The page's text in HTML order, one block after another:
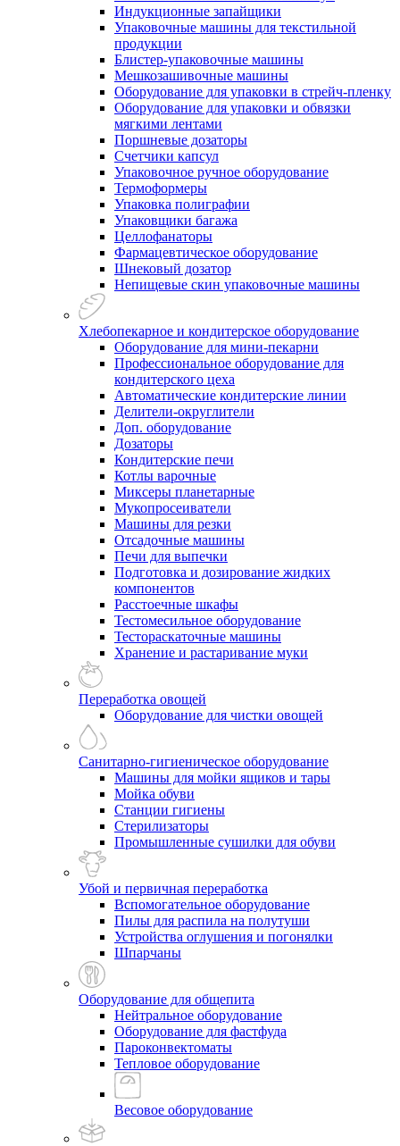
Индукционные запайщики
Упаковочные машины для текстильной
продукции
Блистер-упаковочные машины
Мешкозашивочные машины
Оборудование для упаковки в стрейч-пленку
Оборудование для упаковки и обвязки
мягкими лентами
Поршневые дозаторы
Счетчики капсул
Упаковочное ручное оборудование
Термоформеры
Упаковка полиграфии
Упаковщики багажа
Целлофанаторы
Фармацевтическое оборудование
Шнековый дозатор
Непищевые скин упаковочные машины
Хлебопекарное и кондитерское оборудование
Оборудование для мини-пекарни
Профессиональное оборудование для
кондитерского цеха
Автоматические кондитерские линии
Делители-округлители
Доп. оборудование
Дозаторы
Кондитерские печи
Котлы варочные
Миксеры планетарные
Мукопросеиватели
Машины для резки
Отсадочные машины
Печи для выпечки
Подготовка и дозирование жидких
компонентов
Расстоечные шкафы
Тестомесильное оборудование
Тестораскаточные машины
Хранение и растаривание муки
Переработка овощей
Оборудование для чистки овощей
Санитарно-гигиеническое оборудование
Машины для мойки ящиков и тары
Мойка обуви
Станции гигиены
Стерилизаторы
Промышленные сушилки для обуви
Убой и первичная переработка
Вспомогательное оборудование
Пилы для распила на полутуши
Устройства оглушения и погонялки
Шпарчаны
Оборудование для общепита
Нейтральное оборудование
Оборудование для фастфуда
Пароконвектоматы
Тепловое оборудование
Весовое оборудование